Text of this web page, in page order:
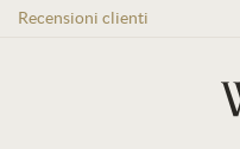
Recensioni clienti